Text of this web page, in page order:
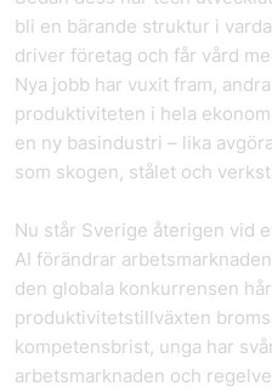
bli en bärande struktur i
driver företag och får vård
Nya jobb har vuxit fram,
produktiviteten i hela
en ny basindustri – lika
som skogen, stålet och
Nu står Sverige återigen vid
AI förändrar
den globala konkurrensen
produktivitetstillväxten
kompetensbrist, unga har
arbetsmarknaden och